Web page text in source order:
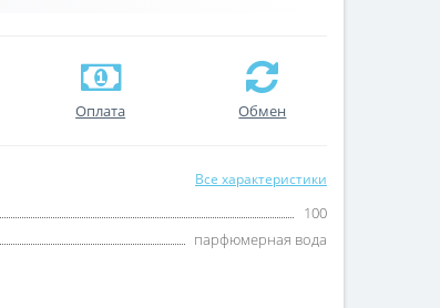
Оплата Обмен
Все характеристики
100
парфюмерная вода